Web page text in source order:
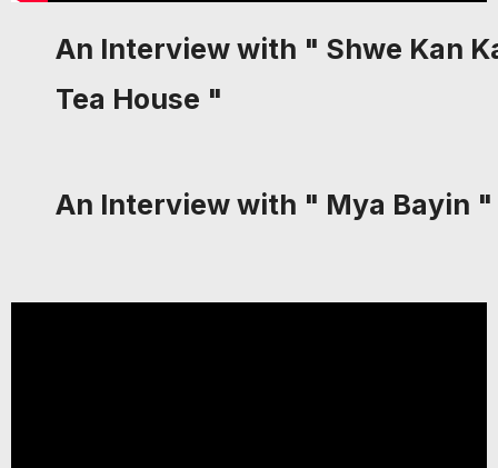
An Interview with " Shwe Kan
Tea House "
An Interview with " Mya Bayin "